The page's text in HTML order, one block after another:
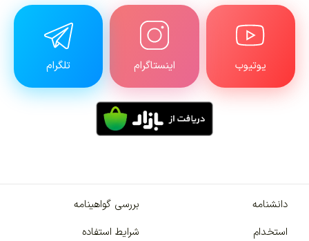
یوتیوب اینستاگرام تلگرام
دانشنامه
بررسی گواهینامه
استخدام
شرایط استفاده